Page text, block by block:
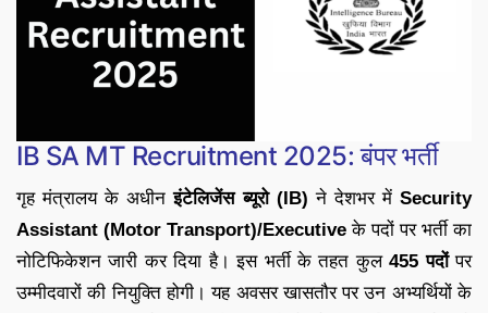
IB SA MT Recruitment 2025: बंपर भर्ती
गृह मंत्रालय के अधीनइंटेलिजेंस ब्यूरो (IB) ने देशभर मेंSecurity
Assistant (Motor Transport)/Executive के पदों पर भर्ती का
नोटिफिकेशन जारी कर दिया है। इस भर्ती के तहत कुल455 पदोंपर
उम्मीदवारों की नियुक्ति होगी। यह अवसर खासतौर पर उन अभ्यर्थियों के